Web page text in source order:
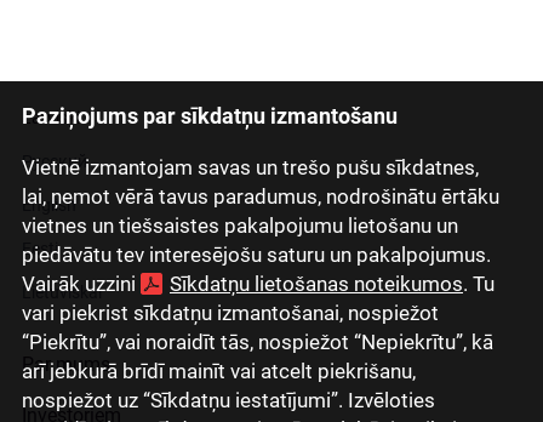
Paziņojums par sīkdatņu izmantošanu
Vietnē izmantojam savas un trešo pušu sīkdatnes,
lai, ņemot vērā tavus paradumus, nodrošinātu ērtāku
vietnes un tiešsaistes pakalpojumu lietošanu un
piedāvātu tev interesējošu saturu un pakalpojumus.
Vairāk uzzini
Sīkdatņu lietošanas noteikumos. Tu
vari piekrist sīkdatņu izmantošanai, nospiežot
“Piekrītu”, vai noraidīt tās, nospiežot “Nepiekrītu”, kā
arī jebkurā brīdī mainīt vai atcelt piekrišanu,
nospiežot uz “Sīkdatņu iestatījumi”. Izvēloties
Latviski
Русский
English
Eesti
Lietuviškai
Par mums
Investoriem